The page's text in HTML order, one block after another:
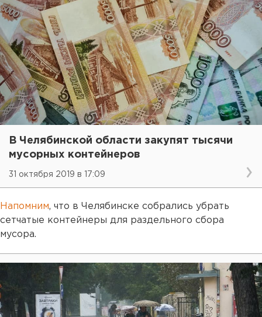
В Челябинской области закупят тысячи
мусорных контейнеров
31 октября 2019 в 17:09
Напомним, что в Челябинске собрались убрать
сетчатые контейнеры для раздельного сбора
мусора.